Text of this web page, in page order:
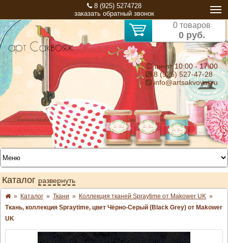
8 (925) 5274728
заказать обратный звонок
0 товаров
0 руб.
⏰ пн-пт 10:00 - 17:00
8 (925) 527-47-28
info@artsakvoyaj.ru
Каталог развернуть
» Каталог » Ткани » Коллекция тканей Spraytime от Makower UK »
Ткань, коллекция Spraytime, цвет Чёрно-Серый (Black Grey) от Makower
UK